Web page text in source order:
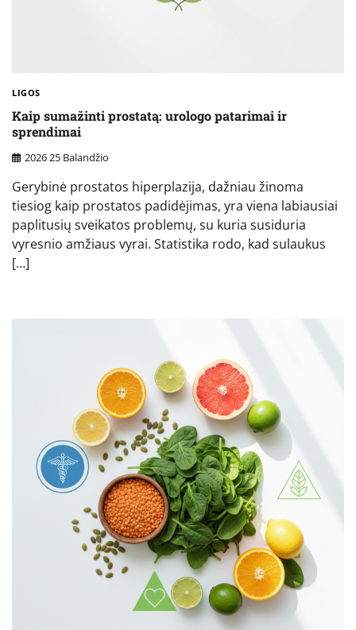
LIGOS
Kaip sumažinti prostatą: urologo patarimai ir
sprendimai
2026 25 Balandžio
Gerybinė prostatos hiperplazija, dažniau žinoma
tiesiog kaip prostatos padidėjimas, yra viena labiausiai
paplitusių sveikatos problemų, su kuria susiduria
vyresnio amžiaus vyrai. Statistika rodo, kad sulaukus
[…]